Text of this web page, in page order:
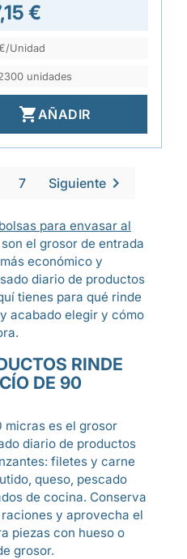
€
Unidad
unidades
AÑADIR
7 Siguiente
bolsas para envasar al
el grosor de entrada
económico y
diario de productos
tienes para qué rinde
acabado elegir y cómo
RINDE
DE 90
micras es el grosor
diario de productos
filetes y carne
queso, pescado
de cocina. Conserva
y aprovecha el
piezas con hueso o
grosor.